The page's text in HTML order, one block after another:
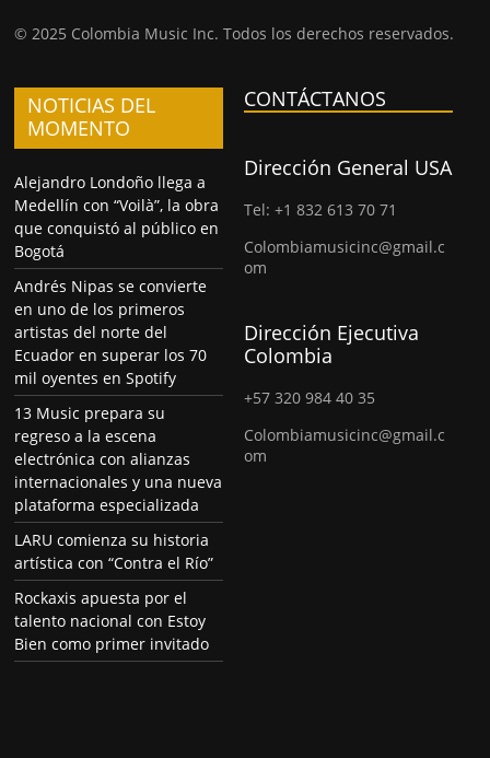
© 2025 Colombia Music Inc. Todos los derechos reservados.
NOTICIAS DEL
MOMENTO
Alejandro Londoño llega a
Medellín con “Voilà”, la obra
que conquistó al público en
Bogotá
Andrés Nipas se convierte
en uno de los primeros
artistas del norte del
Ecuador en superar los 70
mil oyentes en Spotify
13 Music prepara su
regreso a la escena
electrónica con alianzas
internacionales y una nueva
plataforma especializada
LARU comienza su historia
artística con “Contra el Río”
Rockaxis apuesta por el
talento nacional con Estoy
Bien como primer invitado
CONTÁCTANOS
Dirección General USA
Tel: +1 832 613 70 71
Colombiamusicinc@gmail.c
om
Dirección Ejecutiva
Colombia
+57 320 984 40 35
Colombiamusicinc@gmail.c
om